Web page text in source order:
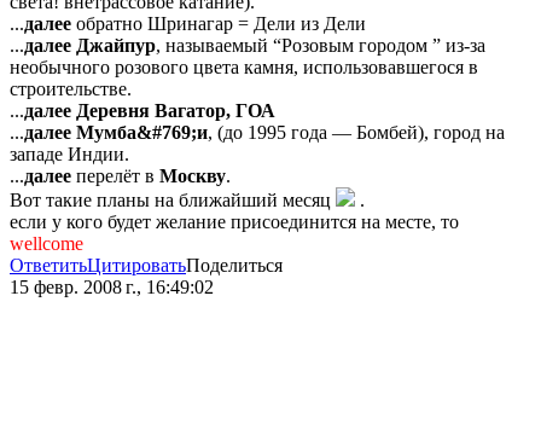
...далее обратно Шринагар = Дели из Дели
...далее Джайпур, называемый “Розовым городом ” из-за
необычного розового цвета камня, использовавшегося в
строительстве.
...далее Деревня Вагатор, ГОА
...далее Мумба&#769;и, (до 1995 года — Бомбей), город на
западе Индии.
...далее перелёт в Москву.
Вот такие планы на ближайший месяц
.
если у кого будет желание присоединится на месте, то
wellcome
ОтветитьЦитироватьПоделиться
15 февр. 2008 г., 16:49:02